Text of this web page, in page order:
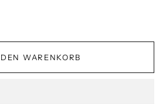
WARENKORB